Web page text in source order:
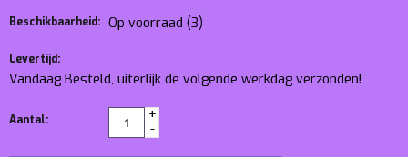
Beschikbaarheid: Op voorraad (3)
Levertijd:
Vandaag Besteld, uiterlijk de volgende werkdag verzonden!
Aantal:
+
-